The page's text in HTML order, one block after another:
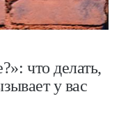
что делать,
у вас